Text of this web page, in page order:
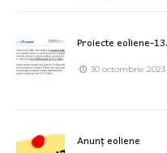
Proiecte eoliene-
30 octombrie 2023
Anunț eoliene